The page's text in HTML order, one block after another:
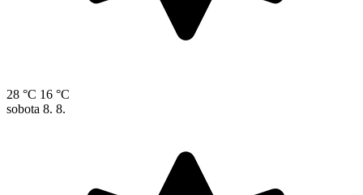
28 °C 16 °C
sobota 8. 8.